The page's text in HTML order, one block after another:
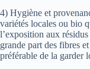
4) Hygiène et
variétés locales ou bio
l’exposition aux
grande part des fibres
préférable de la garder